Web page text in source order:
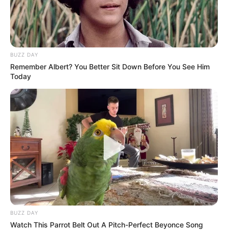
Imagen suministrada
.
Por:Paula Rodríguez
Abril 8, 2024
BUZZ DAY
Remember Albert? You Better Sit Down Before You See Him
Today
BUZZ DAY
Watch This Parrot Belt Out A Pitch-Perfect Beyonce Song